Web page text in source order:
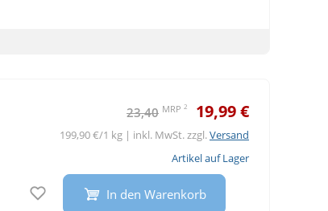
23,40 MRP 2 19,99 €
199,90 €/1 kg | inkl. MwSt. zzgl.Versand
Artikel auf Lager
Auf den Merkzettel
In den Warenkorb